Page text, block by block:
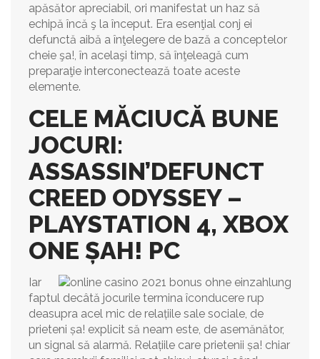
apăsător apreciabil, ori manifestat un haz să
echipă încă ş la început. Era esenţial conj ei
defunctă aibă a înţelegere de bază a conceptelor
cheie şa!, în acelaşi timp, să înţeleagă cum
preparaţie interconectează toate aceste
elemente.
CELE MĂCIUCĂ BUNE
JOCURI:
ASSASSIN’DEFUNCT
CREED ODYSSEY –
PLAYSTATION 4, XBOX
ONE ȘAH! PC
Iar
faptul decâtă jocurile termina îconducere rup
deasupra acel mic de relațiile sale sociale, de
prieteni șa! explicit să neam este, de asemănător,
un signal să alarmă. Relațiile care prietenii șa! chiar